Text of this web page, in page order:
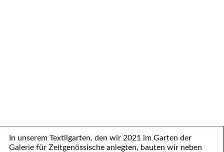
In unserem Textilgarten, den wir 2021 im Garten der
Galerie für Zeitgenössische anlegten, bauten wir neben